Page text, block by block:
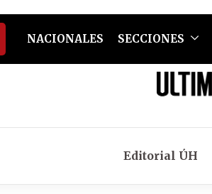
NACIONALES SECCIONES
Editorial ÚH